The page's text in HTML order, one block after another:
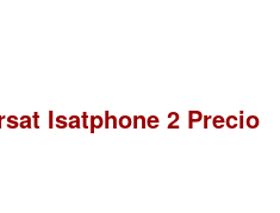
Isatphone 2 Precio